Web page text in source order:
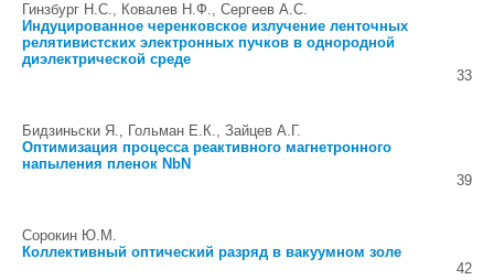
Гинзбург Н.С., Ковалев Н.Ф., Сергеев А.С.
Индуцированное черенковское излучение ленточных
релятивистских электронных пучков в однородной
диэлектрической среде
33
Бидзиньски Я., Гольман Е.К., Зайцев А.Г.
Оптимизация процесса реактивного магнетронного
напыления пленок NbN
39
Сорокин Ю.М.
Коллективный оптический разряд в вакуумном золе
42